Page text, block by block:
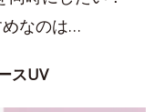
なのは…
スUV